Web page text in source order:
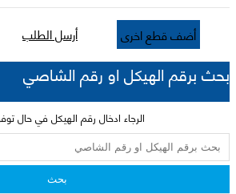
أضف قطع اخرى أرسل الطلب
بحث برقم الهيكل او رقم الشاصي
الرجاء ادخال رقم الهيكل في حال
بحث